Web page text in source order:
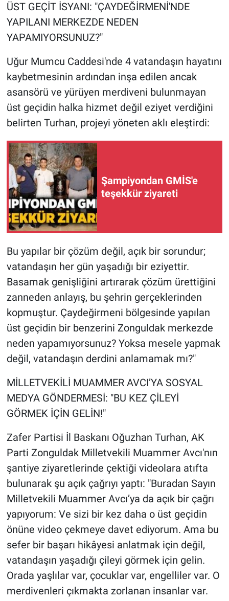
​ÜST GEÇİT İSYANI: "ÇAYDEĞİRMENİ'NDE
YAPILANI MERKEZDE NEDEN
YAPAMIYORSUNUZ?"
​Uğur Mumcu Caddesi'nde 4 vatandaşın hayatını
kaybetmesinin ardından inşa edilen ancak
asansörü ve yürüyen merdiveni bulunmayan
üst geçidin halka hizmet değil eziyet verdiğini
belirten Turhan, projeyi yöneten aklı eleştirdi:
Şampiyondan GMİS'e
teşekkür ziyareti
Bu yapılar bir çözüm değil, açık bir sorundur;
vatandaşın her gün yaşadığı bir eziyettir.
Basamak genişliğini artırarak çözüm ürettiğini
zanneden anlayış, bu şehrin gerçeklerinden
kopmuştur. Çaydeğirmeni bölgesinde yapılan
üst geçidin bir benzerini Zonguldak merkezde
neden yapamıyorsunuz? Yoksa mesele yapmak
değil, vatandaşın derdini anlamamak mı?"
​MİLLETVEKİLİ MUAMMER AVCI’YA SOSYAL
MEDYA GÖNDERMESİ: "BU KEZ ÇİLEYİ
GÖRMEK İÇİN GELİN!"
​Zafer Partisi İl Baskanı Oğuzhan Turhan, AK
Parti Zonguldak Milletvekili Muammer Avcı'nın
şantiye ziyaretlerinde çektiği videolara atıfta
bulunarak şu açık çağrıyı yaptı: "Buradan Sayın
Milletvekili Muammer Avcı’ya da açık bir çağrı
yapıyorum: Ve sizi bir kez daha o üst geçidin
önüne video çekmeye davet ediyorum. Ama bu
sefer bir başarı hikâyesi anlatmak için değil,
vatandaşın yaşadığı çileyi görmek için gelin.
Orada yaşlılar var, çocuklar var, engelliler var. O
merdivenleri çıkmakta zorlanan insanlar var.